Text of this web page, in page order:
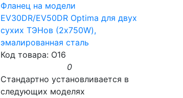
Фланец на модели
EV30DR/EV50DR Optima для двух
сухих ТЭНов (2х750W),
эмалированная сталь
Код товара: O16
0
Стандартно установливается в
следующих моделях